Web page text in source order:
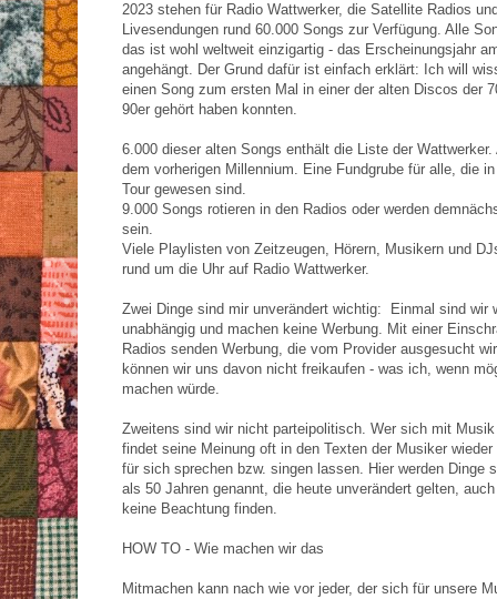
2023 stehen für Radio Wattwerker, die Satellite Radios
Livesendungen rund 60.000 Songs zur Verfügung. Alle
das ist wohl weltweit einzigartig - das Erscheinungsjahr
angehängt. Der Grund dafür ist einfach erklärt: Ich will
einen Song zum ersten Mal in einer der alten Discos der
90er gehört haben konnten.
6.000 dieser alten Songs enthält die Liste der
dem vorherigen Millennium. Eine Fundgrube für alle, die
Tour gewesen sind.
9.000 Songs rotieren in den Radios oder werden
sein.
Viele Playlisten von Zeitzeugen, Hörern, Musikern und
rund um die Uhr auf Radio Wattwerker.
Zwei Dinge sind mir unverändert wichtig: Einmal sind wir
unabhängig und machen keine Werbung. Mit einer
Radios senden Werbung, die vom Provider ausgesucht
können wir uns davon nicht freikaufen - was ich, wenn
machen würde.
Zweitens sind wir nicht parteipolitisch. Wer sich mit
findet seine Meinung oft in den Texten der Musiker
für sich sprechen bzw. singen lassen. Hier werden Dinge
als 50 Jahren genannt, die heute unverändert gelten,
keine Beachtung finden.
HOW TO - Wie machen wir das
Mitmachen kann nach wie vor jeder, der sich für unsere